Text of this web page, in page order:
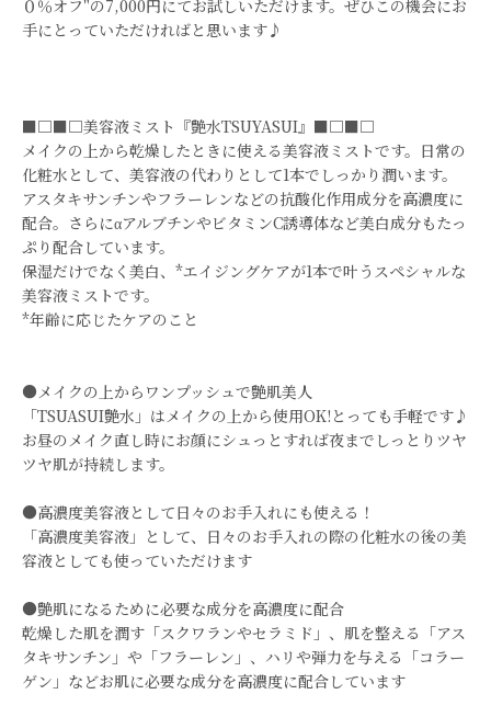
０％オフ"の7,000円にてお試しいただけます。ぜひこの機会にお
手にとっていただければと思います♪
■□■□美容液ミスト『艶水TSUYASUI』■□■□
メイクの上から乾燥したときに使える美容液ミストです。日常の
化粧水として、美容液の代わりとして1本でしっかり潤います。
アスタキサンチンやフラーレンなどの抗酸化作用成分を高濃度に
配合。さらにαアルブチンやビタミンC誘導体など美白成分もたっ
ぷり配合しています。
保湿だけでなく美白、*エイジングケアが1本で叶うスペシャルな
美容液ミストです。
*年齢に応じたケアのこと
●メイクの上からワンプッシュで艶肌美人
「TSUASUI艶水」はメイクの上から使用OK!とっても手軽です♪
お昼のメイク直し時にお顔にシュっとすれば夜までしっとりツヤ
ツヤ肌が持続します。
●高濃度美容液として日々のお手入れにも使える！
「高濃度美容液」として、日々のお手入れの際の化粧水の後の美
容液としても使っていただけます
●艶肌になるために必要な成分を高濃度に配合
乾燥した肌を潤す「スクワランやセラミド」、 肌を整える「アス
タキサンチン」や「フラーレン」、 ハリや弾力を与える「コラー
ゲン」などお肌に必要な成分を高濃度に配合しています